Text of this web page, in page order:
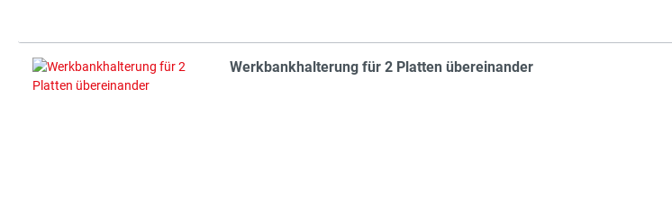
Werkbankhalterung für 2 Platten übereinander